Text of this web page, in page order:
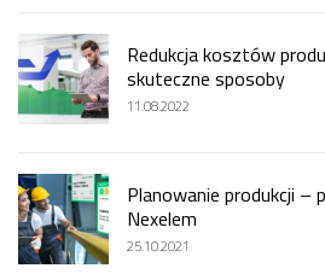
Redukcja kosztów
skuteczne sposoby
11.08.2022
Planowanie produkcji –
Nexelem
25.10.2021